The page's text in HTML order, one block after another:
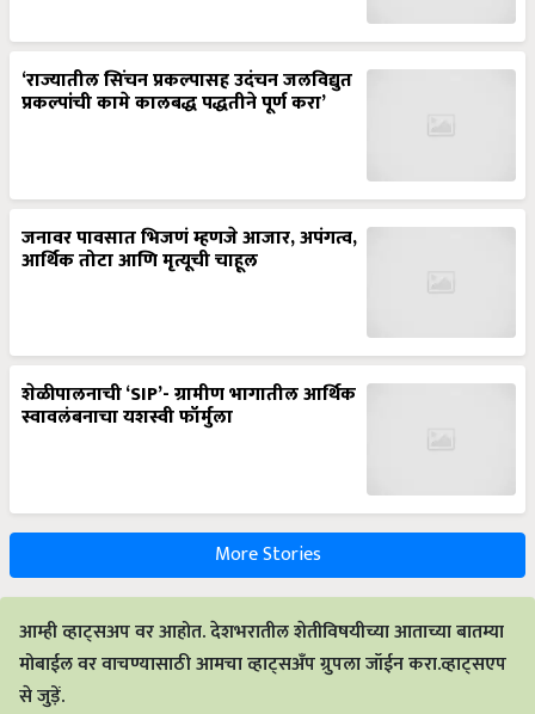
‘राज्यातील सिंचन प्रकल्पासह उदंचन जलविद्युत
प्रकल्पांची कामे कालबद्ध पद्धतीने पूर्ण करा’
जनावर पावसात भिजणं म्हणजे आजार, अपंगत्व,
आर्थिक तोटा आणि मृत्यूची चाहूल
शेळीपालनाची ‘SIP’- ग्रामीण भागातील आर्थिक
स्वावलंबनाचा यशस्वी फॉर्मुला
More Stories
आम्ही व्हाट्सअप वर आहोत. देशभरातील शेतीविषयीच्या आताच्या बातम्या
मोबाईल वर वाचण्यासाठी आमचा व्हाट्सअँप ग्रुपला जॉईन करा.व्हाट्सएप
से जुड़ें.